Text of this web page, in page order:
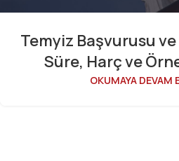
Temyiz Başvurusu
Süre, Harç ve
OKUMAYA DEVAM